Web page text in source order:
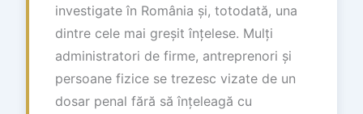
investigate în România și, totodată, una
dintre cele mai greșit înțelese. Mulți
administratori de firme, antreprenori și
persoane fizice se trezesc vizate de un
dosar penal fără să înțeleagă cu